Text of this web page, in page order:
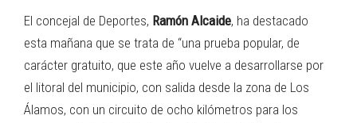
El concejal de Deportes, Ramón Alcaide, ha destacado
esta mañana que se trata de “una prueba popular, de
carácter gratuito, que este año vuelve a desarrollarse por
el litoral del municipio, con salida desde la zona de Los
Álamos, con un circuito de ocho kilómetros para los